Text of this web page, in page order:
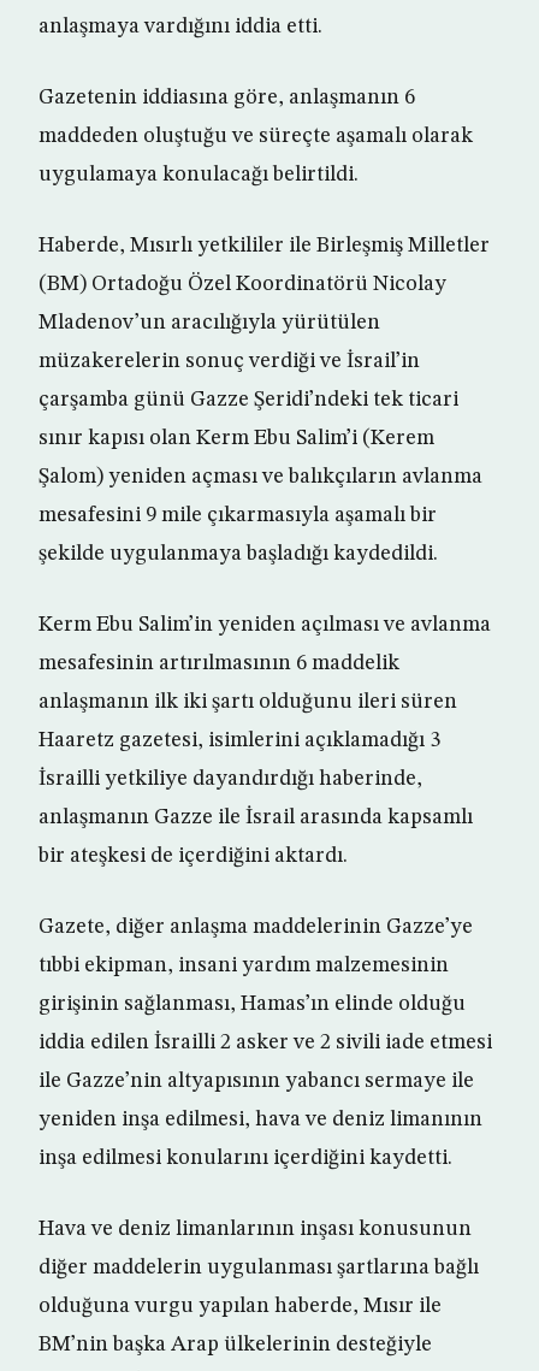
anlaşmaya vardığını iddia etti.
Gazetenin iddiasına göre, anlaşmanın 6
maddeden oluştuğu ve süreçte aşamalı olarak
uygulamaya konulacağı belirtildi.
Haberde, Mısırlı yetkililer ile Birleşmiş Milletler
(BM) Ortadoğu Özel Koordinatörü Nicolay
Mladenov’un aracılığıyla yürütülen
müzakerelerin sonuç verdiği ve İsrail’in
çarşamba günü Gazze Şeridi’ndeki tek ticari
sınır kapısı olan Kerm Ebu Salim’i (Kerem
Şalom) yeniden açması ve balıkçıların avlanma
mesafesini 9 mile çıkarmasıyla aşamalı bir
şekilde uygulanmaya başladığı kaydedildi.
Kerm Ebu Salim’in yeniden açılması ve avlanma
mesafesinin artırılmasının 6 maddelik
anlaşmanın ilk iki şartı olduğunu ileri süren
Haaretz gazetesi, isimlerini açıklamadığı 3
İsrailli yetkiliye dayandırdığı haberinde,
anlaşmanın Gazze ile İsrail arasında kapsamlı
bir ateşkesi de içerdiğini aktardı.
Gazete, diğer anlaşma maddelerinin Gazze’ye
tıbbi ekipman, insani yardım malzemesinin
girişinin sağlanması, Hamas’ın elinde olduğu
iddia edilen İsrailli 2 asker ve 2 sivili iade etmesi
ile Gazze’nin altyapısının yabancı sermaye ile
yeniden inşa edilmesi, hava ve deniz limanının
inşa edilmesi konularını içerdiğini kaydetti.
Hava ve deniz limanlarının inşası konusunun
diğer maddelerin uygulanması şartlarına bağlı
olduğuna vurgu yapılan haberde, Mısır ile
BM’nin başka Arap ülkelerinin desteğiyle